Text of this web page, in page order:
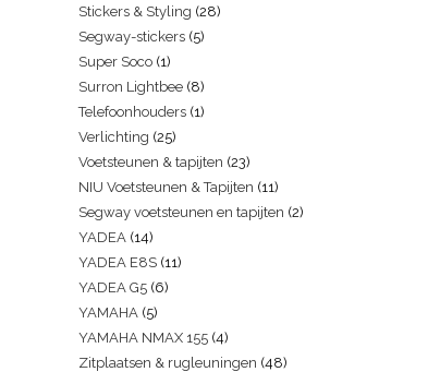
Stickers & Styling 28
Segway-stickers 5
Super Soco 1
Surron Lightbee 8
Telefoonhouders 1
Verlichting 25
Voetsteunen & tapijten 23
NIU Voetsteunen & Tapijten 11
Segway voetsteunen en tapijten 2
YADEA 14
YADEA E8S 11
YADEA G5 6
YAMAHA 5
YAMAHA NMAX 155 4
Zitplaatsen & rugleuningen 48